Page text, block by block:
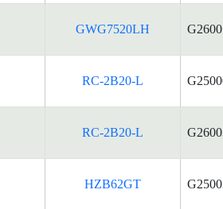
GWG7520LH
RC-2B20-L
RC-2B20-L
HZB62GT